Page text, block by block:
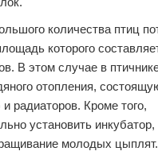
количества птиц
которого
В этом случае в
отопления,
радиаторов. Кроме того,
установить инкубатор,
молодых цыплят.